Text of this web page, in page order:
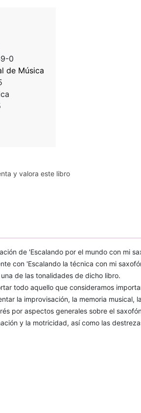
0
de Música
y valora este libro
de 'Escalando por el mundo con mi
con 'Escalando la técnica con mi
de las tonalidades de dicho libro.
todo aquello que consideramos
la improvisación, la memoria musical,
por aspectos generales sobre el
y la motricidad, así como las